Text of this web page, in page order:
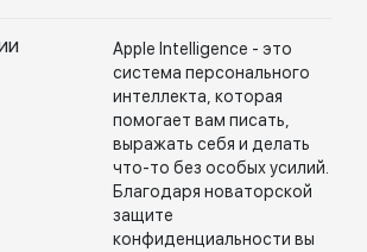
Apple Intelligence - это
система персонального
интеллекта, которая
помогает вам писать,
выражать себя и делать
что-то без особых усилий.
Благодаря новаторской
защите
конфиденциальности вы